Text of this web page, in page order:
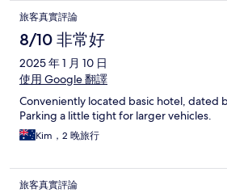
旅客真實評論
8/10 非常好
2025 年 1 月 10 日
使用 Google 翻譯
Conveniently located basic hotel, dated
Parking a little tight for larger vehicles.
Kim，2 晚旅行
旅客真實評論